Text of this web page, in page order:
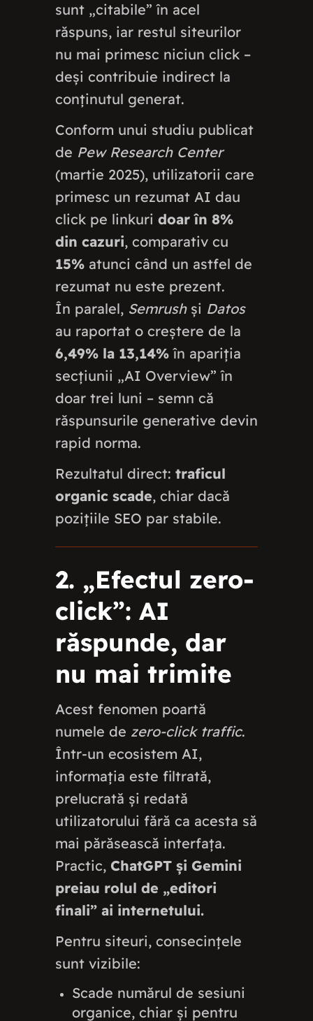
sunt „citabile” în acel
răspuns, iar restul siteurilor
nu mai primesc niciun click –
deși contribuie indirect la
conținutul generat.
Conform unui studiu publicat
de Pew Research Center
(martie 2025), utilizatorii care
primesc un rezumat AI dau
click pe linkuri doar în 8%
din cazuri, comparativ cu
15% atunci când un astfel de
rezumat nu este prezent.
În paralel, Semrushși Datos
au raportat o creștere de la
6,49% la 13,14% în apariția
secțiunii „AI Overview” în
doar trei luni – semn că
răspunsurile generative devin
rapid norma.
Rezultatul direct: traficul
organic scade, chiar dacă
pozițiile SEO par stabile.
2. „Efectul zero-
click”: AI
răspunde, dar
nu mai trimite
Acest fenomen poartă
numele de zero-click traffic.
Într-un ecosistem AI,
informația este filtrată,
prelucrată și redată
utilizatorului fără ca acesta să
mai părăsească interfața.
Practic, ChatGPT și Gemini
preiau rolul de „editori
finali” ai internetului.
Pentru siteuri, consecințele
sunt vizibile:
Scade numărul de sesiuni
organice, chiar și pentru